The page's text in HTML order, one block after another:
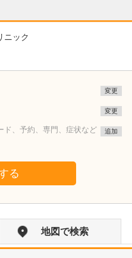
ニック
変更
変更
ド、予約、専門、症状など
追加
る
地図で検索